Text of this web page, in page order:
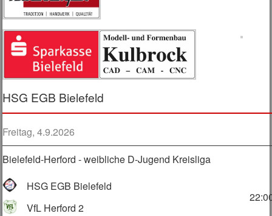
HSG EGB Bielefeld
Freitag, 4.9.2026
Bielefeld-Herford - weibliche D-Jugend Kreisliga
HSG EGB Bielefeld
VfL Herford 2